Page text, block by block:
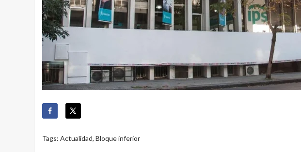
Tags: Actualidad, Bloque inferior